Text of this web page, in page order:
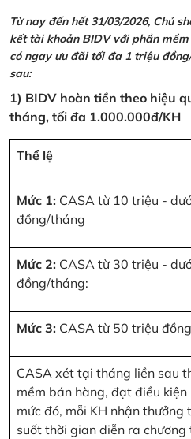
Từ nay đến hết 31/03/2026, Chủ
kết tài khoản BIDV với phần
có ngay ưu đãi tối đa 1 triệu
sau:
1) BIDV hoàn tiền theo hiệu
tháng, tối đa 1.000.000đ/KH
Thể lệ
Mức 1: CASA từ 10 triệu -
đồng/tháng
Mức 2: CASA từ 30 triệu -
đồng/tháng:
Mức 3: CASA từ 50 triệu
CASA xét tại tháng liền sau
mềm bán hàng, đạt điều kiện
mức đó, mỗi KH nhận
suốt thời gian diễn ra